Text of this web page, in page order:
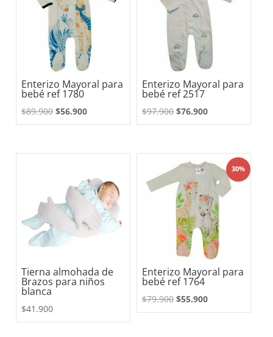
Enterizo Mayoral para
bebé ref 1780
$89.900 El
precio
$56.900El
precio
Enterizo Mayoral para
bebé ref 2517
$97.900 El
precio
era:
$97.900.
$76.900El
precio
$76.900.
Tierna almohada de
Brazos para niños
blanca
$41.900
30%
Enterizo Mayoral para
bebé ref 1764
$79.900 El
precio
$55.900El
precio